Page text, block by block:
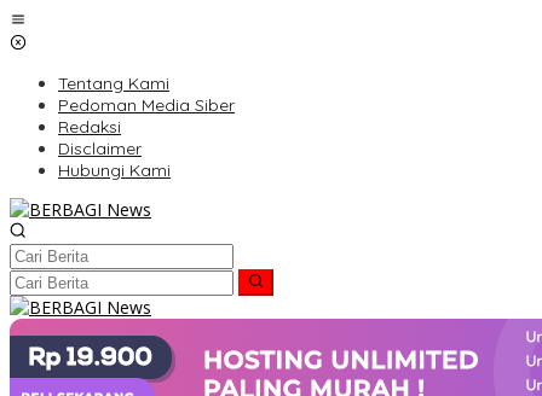
Lewati
ke
Tentang Kami
Pedoman Media Siber
Redaksi
Disclaimer
Hubungi Kami